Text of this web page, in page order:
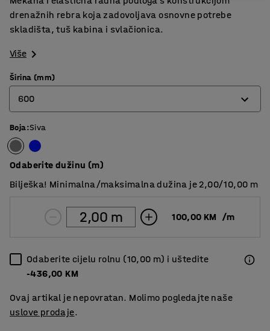
drenažnih rebra koja zadovoljava osnovne potrebe
skladišta, tuš kabina i svlačionica.
Više
Širina (mm)
600
600
910
Boja:Siva
Odaberite dužinu (m)
Bilješka! Minimalna/maksimalna dužina je 2,00/10,00 m
100,00 KM /m
Odaberite cijelu rolnu (10,00 m) i uštedite
-436,00 KM
Ovaj artikal je nepovratan. Molimo pogledajte naše
uslove prodaje.